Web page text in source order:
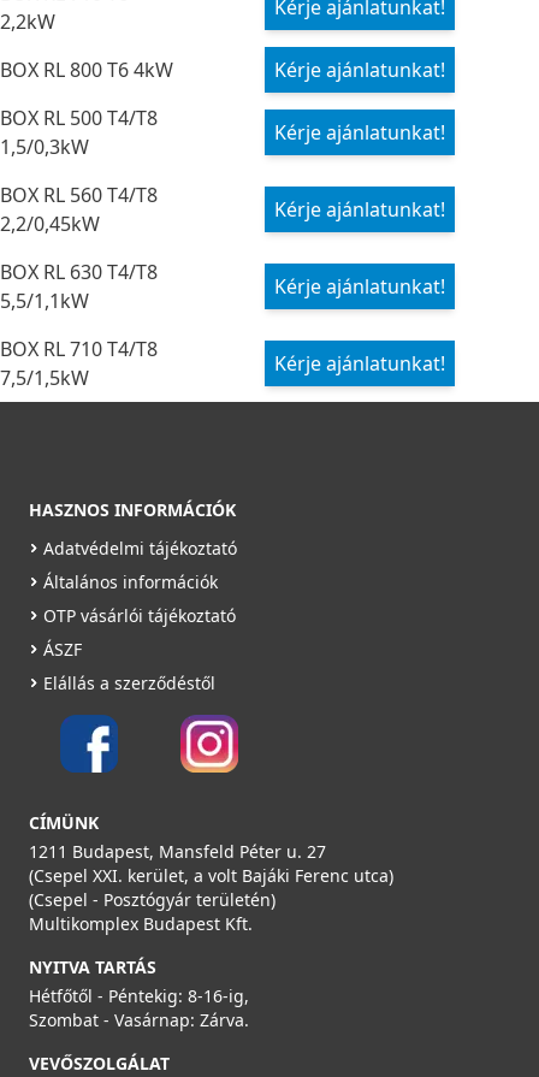
2,2kW
Kérje ajánlatunkat!
BOX RL 800 T6 4kW
Kérje ajánlatunkat!
BOX RL 500 T4/T8
1,5/0,3kW
Kérje ajánlatunkat!
BOX RL 560 T4/T8
2,2/0,45kW
Kérje ajánlatunkat!
BOX RL 630 T4/T8
5,5/1,1kW
Kérje ajánlatunkat!
BOX RL 710 T4/T8
7,5/1,5kW
Kérje ajánlatunkat!
HASZNOS INFORMÁCIÓK
Adatvédelmi tájékoztató
Általános információk
OTP vásárlói tájékoztató
ÁSZF
Elállás a szerződéstől
CÍMÜNK
1211 Budapest, Mansfeld Péter u. 27
(Csepel XXI. kerület, a volt Bajáki Ferenc utca)
(Csepel - Posztógyár területén)
Multikomplex Budapest Kft.
NYITVA TARTÁS
Hétfőtől - Péntekig: 8-16-ig,
Szombat - Vasárnap: Zárva.
VEVŐSZOLGÁLAT